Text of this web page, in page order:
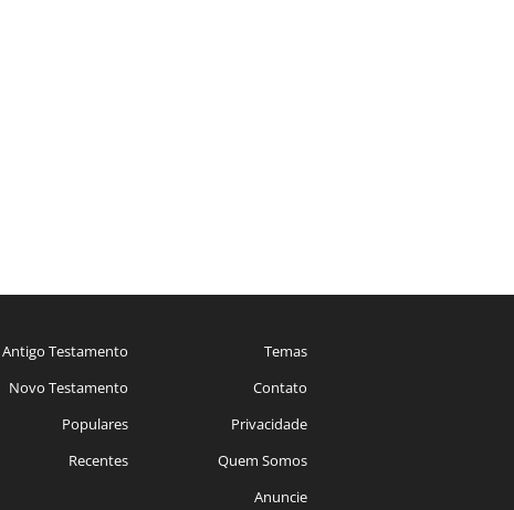
Antigo Testamento
Novo Testamento
Populares
Recentes
Temas
Contato
Privacidade
Quem Somos
Anuncie